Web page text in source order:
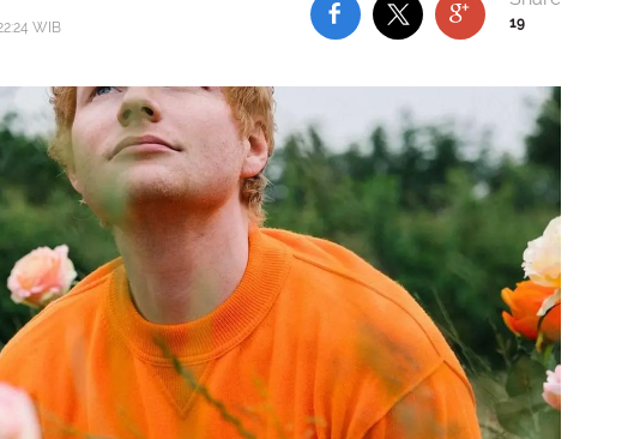
WIB 19